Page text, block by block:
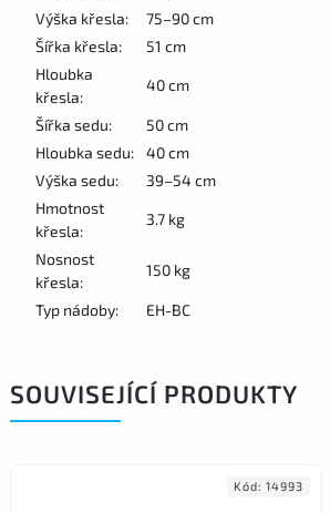
Výška křesla:
75–90 cm
Šířka křesla:
51 cm
Hloubka
křesla:
40 cm
Šířka sedu:
50 cm
Hloubka sedu:
40 cm
Výška sedu:
39–54 cm
Hmotnost
křesla:
3.7 kg
Nosnost
křesla:
150 kg
Typ nádoby: EH-BC
SOUVISEJÍCÍ PRODUKTY
Kód: 14993